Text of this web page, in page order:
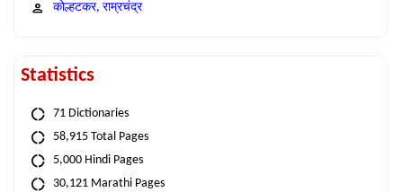
कोल्हटकर, राम्रचंद्र
Statistics
71 Dictionaries
58,915 Total Pages
5,000 Hindi Pages
30,121 Marathi Pages